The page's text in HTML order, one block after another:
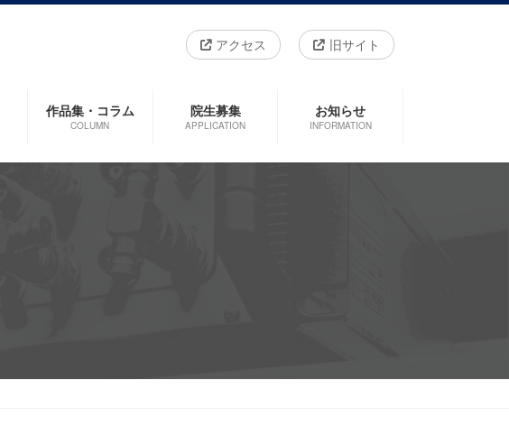
アクセス 旧サイト
作品集・コラム
COLUMN
院生募集
APPLICATION
お知らせ
INFORMATION